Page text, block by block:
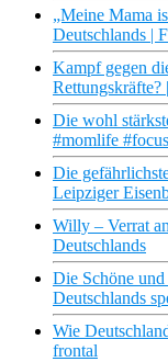
„Meine Mama
Deutschlands |
Kampf gegen
Die wohl
#momlife
Die
Leipziger
Willy – Verrat
Deutschlands
Die Schöne
Deutschlands
Wie
frontal